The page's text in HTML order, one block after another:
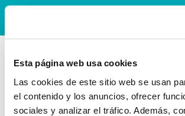
Esta página web usa cookies
Las cookies de este sitio web se usan
el contenido y los anuncios, ofrecer
sociales y analizar el tráfico. Además,